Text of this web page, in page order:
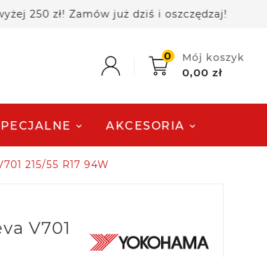
zł! Zamów już dziś i oszczędzaj!
0 Mój koszyk
0,00 zł
AKCESORIA
215/55 R17 94W
V701